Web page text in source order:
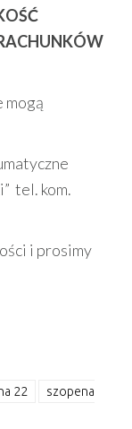
mogą
tel. kom.
i prosimy
22 szopena